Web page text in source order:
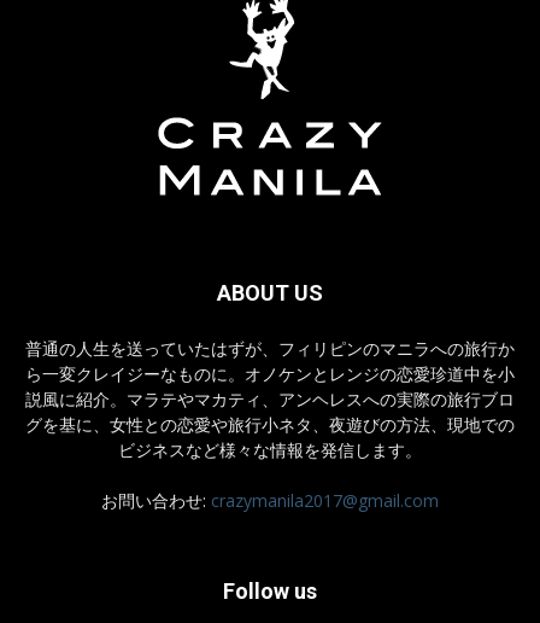
ABOUT US
普通の人生を送っていたはずが、フィリピンのマニラへの旅行か
ら一変クレイジーなものに。オノケンとレンジの恋愛珍道中を小
説風に紹介。マラテやマカティ、アンヘレスへの実際の旅行ブロ
グを基に、女性との恋愛や旅行小ネタ、夜遊びの方法、現地での
ビジネスなど様々な情報を発信します。
お問い合わせ: crazymanila2017@gmail.com
Follow us